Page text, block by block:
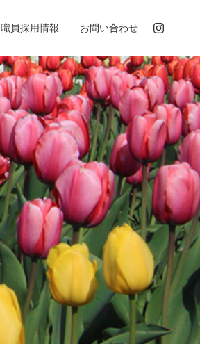
職員採用情報 お問い合わせ